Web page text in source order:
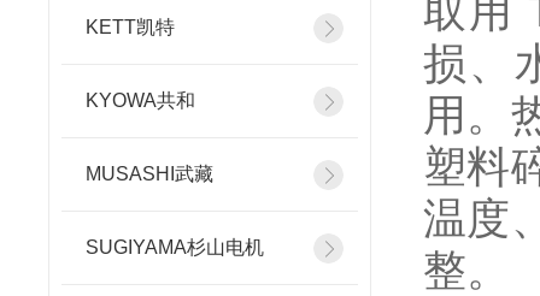
KETT凯特
KYOWA共和
MUSASHI武藏
SUGIYAMA杉山电机
取用
损、
用。
塑料
温度
整。